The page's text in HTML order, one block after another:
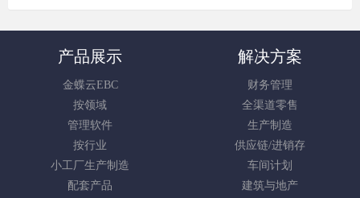
产品展示
金蝶云EBC
按领域
管理软件
按行业
小工厂生产制造
配套产品
解决方案
财务管理
全渠道零售
生产制造
供应链/进销存
车间计划
建筑与地产